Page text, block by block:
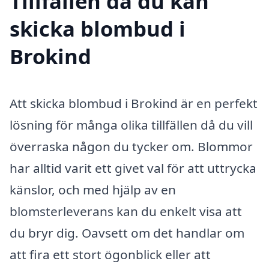
skicka blombud i
Brokind
Att skicka blombud i Brokind är en perfekt
lösning för många olika tillfällen då du vill
överraska någon du tycker om. Blommor
har alltid varit ett givet val för att uttrycka
känslor, och med hjälp av en
blomsterleverans kan du enkelt visa att
du bryr dig. Oavsett om det handlar om
att fira ett stort ögonblick eller att